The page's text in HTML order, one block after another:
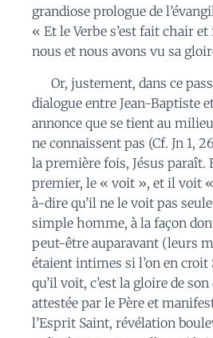
grandiose prologue de
« Et le Verbe s’est fait chair
nous et nous avons vu sa
Or, justement, dans ce
dialogue entre Jean-Baptiste
annonce que se tient au milieu
ne connaissent pas (Cf. Jn 1,
la première fois, Jésus paraît.
premier, le « voit », et il voit «
à-dire qu’il ne le voit pas
simple homme, à la façon
peut-être auparavant (leurs
étaient intimes si l’on en croit
qu’il voit, c’est la gloire de
attestée par le Père et
l’Esprit Saint, révélation